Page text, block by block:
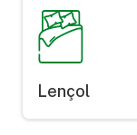
Lençol